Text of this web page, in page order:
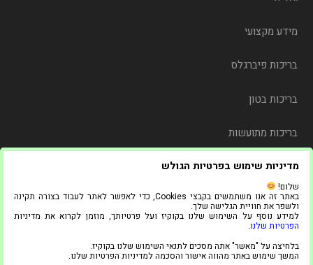
מדיניות שימוש בפרטיות הגולש
שלום!
באתר זה אנו משתמשים בקבצי Cookies, כדי לאפשר לאתר לעבוד בצורה תקינה
ולשפר את חוויית הגלישה שלך.
למידע נוסף על השימוש שלנו בקוקיז ועל פרטיותך, מוזמן לקרוא את מדיניות
הפרטיות שלנו.
בלחיצה על "מאשר" אתה מסכים לתנאי השימוש שלנו בקוקיז.
המשך שימוש באתר מהווה אישור והסכמה למדיניות הפרטיות שלנו.
מידע מקצועי
בריכות פיברגלס
בריכות בטון
בריכות מתועשות
משלוח
צור קשר